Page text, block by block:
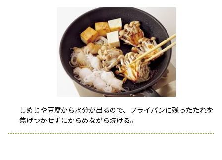
しめじや豆腐から水分が出るので、フライパンに残ったたれを
焦げつかせずにからめながら焼ける。